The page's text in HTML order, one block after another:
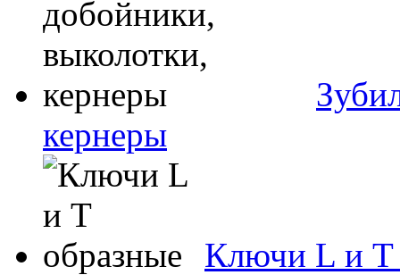
кернеры
Ключи L и T